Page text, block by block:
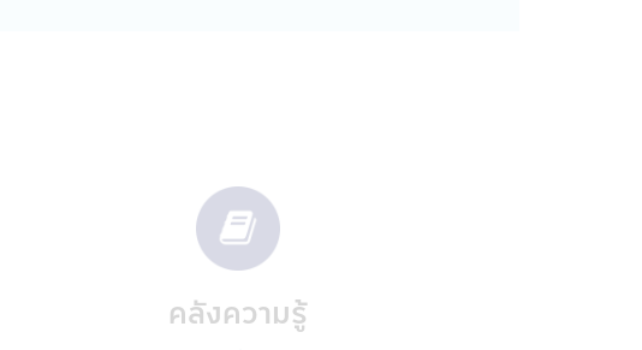
หรือตามที่กฎหมายกำหนดหรืออนุญาต ซึ่งรวมถึง:
อบังคับ เพื่อสนับสนุนการตรวจสอบ การปฏิบัติ
นๆ ที่มีความเกี่ยวข้องกับหมายเรียก คำสั่งศาล
ะกฎข้อบังคับของเขตอำนาจศาลอื่นที่ใช้บังคับกับ
บกฎหมายดังกล่าว หรือในกรณีที่บริษัทฯเชื่อโดย
คลังความรู้